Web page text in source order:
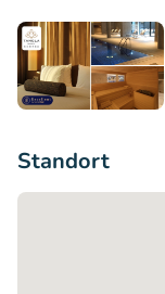
Standort